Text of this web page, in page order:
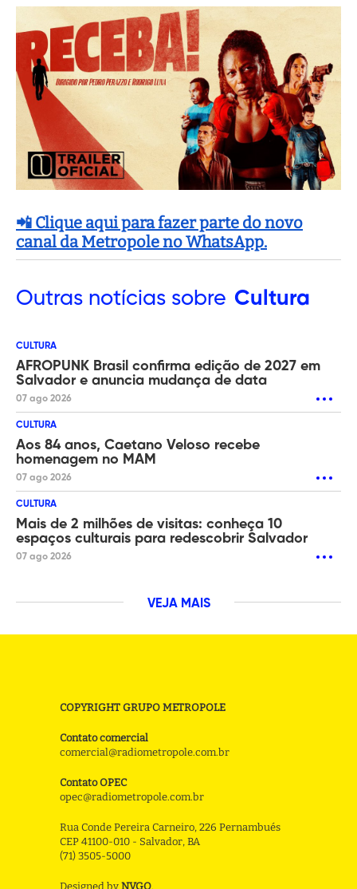
📲 Clique aqui para fazer parte do novo
canal da Metropole no WhatsApp.
Outras notícias sobre Cultura
CULTURA
AFROPUNK Brasil confirma edição de 2027 em
Salvador e anuncia mudança de data
07 ago 2026
CULTURA
Aos 84 anos, Caetano Veloso recebe
homenagem no MAM
07 ago 2026
CULTURA
Mais de 2 milhões de visitas: conheça 10
espaços culturais para redescobrir Salvador
07 ago 2026
VEJA MAIS
COPYRIGHT GRUPO METROPOLE
Contato comercial
comercial@radiometropole.com.br
Contato OPEC
opec@radiometropole.com.br
Rua Conde Pereira Carneiro, 226 Pernambués
CEP 41100-010 - Salvador, BA
(71) 3505-5000
Designed by NVGO.